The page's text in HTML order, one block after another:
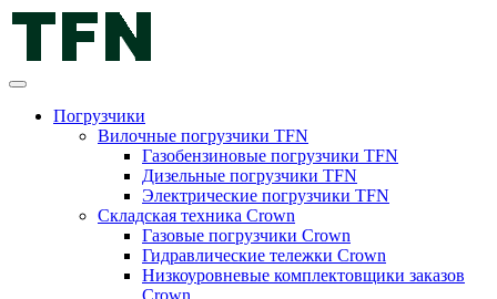
Погрузчики
Вилочные погрузчики TFN
Газобензиновые погрузчики TFN
Дизельные погрузчики TFN
Электрические погрузчики TFN
Складская техника Crown
Газовые погрузчики Crown
Гидравлические тележки Crown
Низкоуровневые комплектовщики заказов
Crown